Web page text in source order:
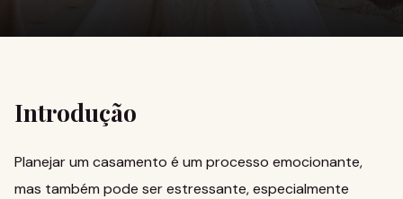
Introdução
Planejar um casamento é um processo emocionante,
mas também pode ser estressante, especialmente